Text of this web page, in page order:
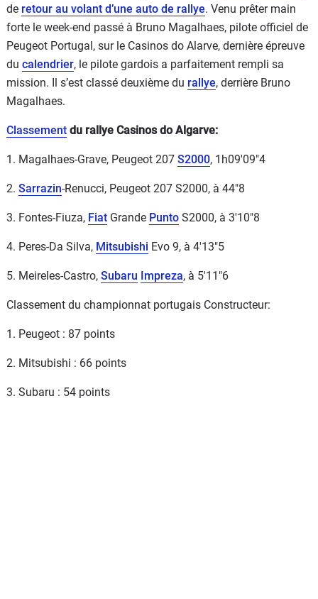
de retour au volant d’une auto de rallye. Venu prêter main
forte le week-end passé à Bruno Magalhaes, pilote officiel de
Peugeot Portugal, sur le Casinos do Alarve, dernière épreuve
du calendrier, le pilote gardois a parfaitement rempli sa
mission. Il s’est classé deuxième du rallye, derrière Bruno
Magalhaes.
Classement du rallye Casinos do Algarve:
1. Magalhaes-Grave, Peugeot 207 S2000, 1h09'09"4
2. Sarrazin-Renucci, Peugeot 207 S2000, à 44"8
3. Fontes-Fiuza, Fiat Grande Punto S2000, à 3'10"8
4. Peres-Da Silva, Mitsubishi Evo 9, à 4'13"5
5. Meireles-Castro, Subaru Impreza, à 5'11"6
Classement du championnat portugais Constructeur:
1. Peugeot : 87 points
2. Mitsubishi : 66 points
3. Subaru : 54 points